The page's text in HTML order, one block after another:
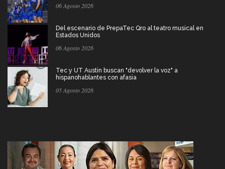
06 Agosto 2026
Del escenario de PrepaTec Qro al teatro musical en
Estados Unidos
06 Agosto 2026
Tec y UT Austin buscan "devolver la voz" a
hispanohablantes con afasia
05 Agosto 2026